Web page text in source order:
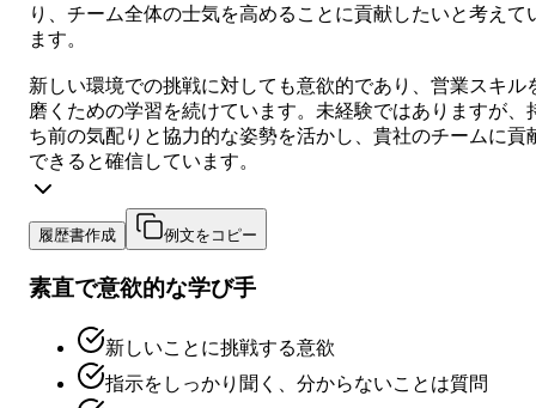
り、チーム全体の士気を高めることに貢献したいと考えて
ます。
新しい環境での挑戦に対しても意欲的であり、営業スキル
磨くための学習を続けています。未経験ではありますが、
ち前の気配りと協力的な姿勢を活かし、貴社のチームに貢
できると確信しています。
履歴書作成 例文をコピー
素直で意欲的な学び手
新しいことに挑戦する意欲
指示をしっかり聞く、分からないことは質問